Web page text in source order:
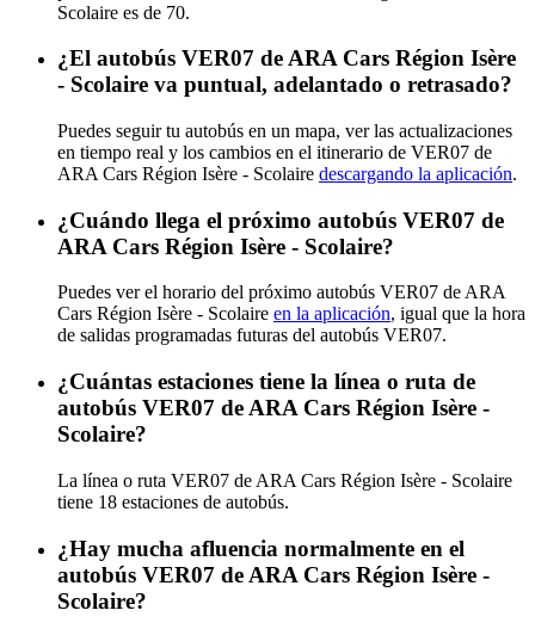
Scolaire es de 70.
¿El autobús VER07 de ARA Cars Région Isère
- Scolaire va puntual, adelantado o retrasado?
Puedes seguir tu autobús en un mapa, ver las actualizaciones
en tiempo real y los cambios en el itinerario de VER07 de
ARA Cars Région Isère - Scolaire descargando la aplicación.
¿Cuándo llega el próximo autobús VER07 de
ARA Cars Région Isère - Scolaire?
Puedes ver el horario del próximo autobús VER07 de ARA
Cars Région Isère - Scolaire en la aplicación, igual que la hora
de salidas programadas futuras del autobús VER07.
¿Cuántas estaciones tiene la línea o ruta de
autobús VER07 de ARA Cars Région Isère -
Scolaire?
La línea o ruta VER07 de ARA Cars Région Isère - Scolaire
tiene 18 estaciones de autobús.
¿Hay mucha afluencia normalmente en el
autobús VER07 de ARA Cars Région Isère -
Scolaire?